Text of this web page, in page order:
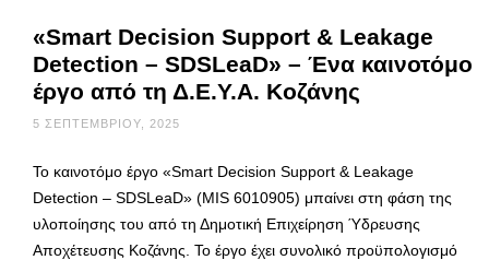
«Smart Decision Support & Leakage
Detection – SDSLeaD» – Ένα καινοτόμο
έργο από τη Δ.Ε.Υ.Α. Κοζάνης
5 ΣΕΠΤΕΜΒΡΊΟΥ, 2025
Το καινοτόμο έργο «Smart Decision Support & Leakage
Detection – SDSLeaD» (MIS 6010905) μπαίνει στη φάση της
υλοποίησης του από τη Δημοτική Επιχείρηση Ύδρευσης
Αποχέτευσης Κοζάνης. Το έργο έχει συνολικό προϋπολογισμό